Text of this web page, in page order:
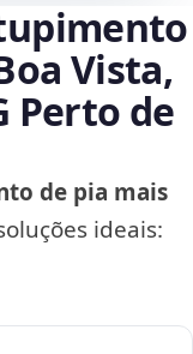
Vista,
Perto de
de pia mais
ideais: